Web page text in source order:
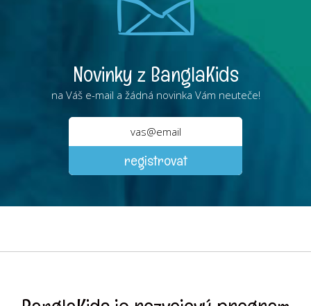
Novinky z BanglaKids
na Váš e-mail a žádná novinka Vám neuteče!